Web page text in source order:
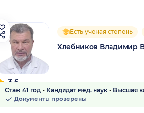
3.6
7 отзывов
Есть ученая степень
Хлебников Владимир
Стаж 41 год Кандидат мед. наук
Высшая
Документы проверены